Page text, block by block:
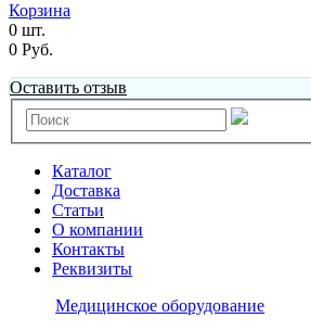
Корзина
0 шт.
0 Руб.
Оставить отзыв
Каталог
Доставка
Статьи
О компании
Контакты
Реквизиты
Медицинское оборудование